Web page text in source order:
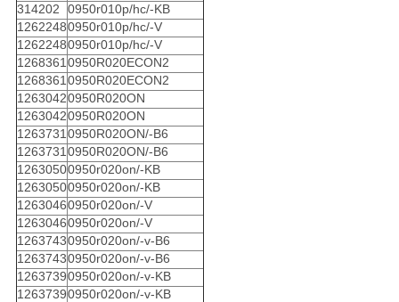
314202
0950r010p/hc/-KB
12622480950r010p/hc/-V
12622480950r010p/hc/-V
1268361 0950R020ECON2
1268361 0950R020ECON2
12630420950R020ON
12630420950R020ON
1263731 0950R020ON/-B6
1263731 0950R020ON/-B6
12630500950r020on/-KB
12630500950r020on/-KB
12630460950r020on/-V
12630460950r020on/-V
12637430950r020on/-v-B6
12637430950r020on/-v-B6
12637390950r020on/-v-KB
12637390950r020on/-v-KB